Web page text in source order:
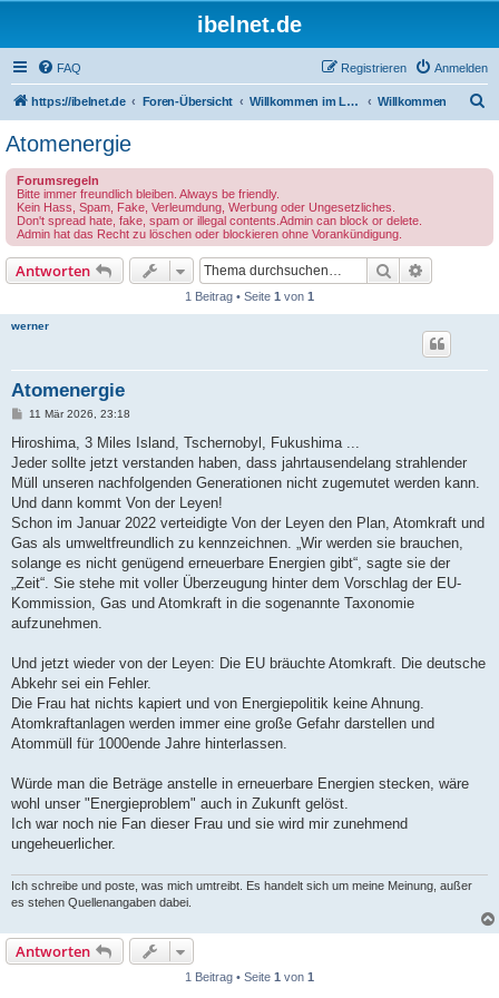
ibelnet.de
FAQ Anmelden
Registrieren
https://ibelnet.de Foren-Übersicht Willkommen im Leben / Welcome to life Willkommen
Atomenergie
Forumsregeln
Bitte immer freundlich bleiben. Always be friendly.
Kein Hass, Spam, Fake, Verleumdung, Werbung oder Ungesetzliches.
Don't spread hate, fake, spam or illegal contents.Admin can block or delete.
Admin hat das Recht zu löschen oder blockieren ohne Vorankündigung.
Antworten Suche
1 Beitrag • Seite 1 von 1
werner
Atomenergie
B
i
r
a
11 Mär 2026, 23:18
Hiroshima, 3 Miles Island, Tschernobyl, Fukushima ...
Jeder sollte jetzt verstanden haben, dass jahrtausendelang strahlender
Müll unseren nachfolgenden Generationen nicht zugemutet werden kann.
Und dann kommt Von der Leyen!
Schon im Januar 2022 verteidigte Von der Leyen den Plan, Atomkraft und
Gas als umweltfreundlich zu kennzeichnen. „Wir werden sie brauchen,
solange es nicht genügend erneuerbare Energien gibt“, sagte sie der
„Zeit“. Sie stehe mit voller Überzeugung hinter dem Vorschlag der EU-
Kommission, Gas und Atomkraft in die sogenannte Taxonomie
aufzunehmen.
Und jetzt wieder von der Leyen: Die EU bräuchte Atomkraft. Die deutsche
Abkehr sei ein Fehler.
Die Frau hat nichts kapiert und von Energiepolitik keine Ahnung.
Atomkraftanlagen werden immer eine große Gefahr darstellen und
Atommüll für 1000ende Jahre hinterlassen.
Würde man die Beträge anstelle in erneuerbare Energien stecken, wäre
wohl unser "Energieproblem" auch in Zukunft gelöst.
Ich war noch nie Fan dieser Frau und sie wird mir zunehmend
ungeheuerlicher.
Ich schreibe und poste, was mich umtreibt. Es handelt sich um meine Meinung, außer
es stehen Quellenangaben dabei.
Antworten
1 Beitrag • Seite 1 von 1